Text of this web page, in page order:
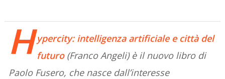
H ypercity: intelligenza artificiale e città del
futuro(Franco Angeli) è il nuovo libro di
Paolo Fusero, che nasce dall’interesse